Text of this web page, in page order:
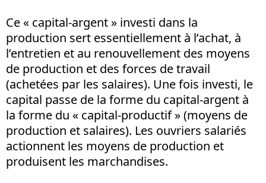
Ce « capital-argent » investi dans la
production sert essentiellement à l’achat, à
l’entretien et au renouvellement des moyens
de production et des forces de travail
(achetées par les salaires). Une fois investi, le
capital passe de la forme du capital-argent à
la forme du « capital-productif » (moyens de
production et salaires). Les ouvriers salariés
actionnent les moyens de production et
produisent les marchandises.